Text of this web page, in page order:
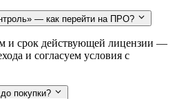
— как перейти на ПРО?
и срок действующей лицензии —
и согласуем условия с
покупки?